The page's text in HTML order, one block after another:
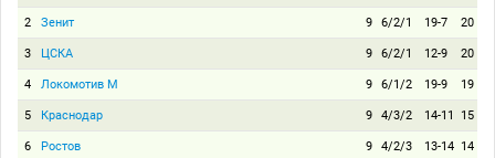
2 Зенит 9 6/2/1 19-7 20
3 ЦСКА 9 6/2/1 12-9 20
4 Локомотив М 9 6/1/2 19-9 19
5 Краснодар 9 4/3/2 14-11 15
6 Ростов 9 4/2/3 13-14 14